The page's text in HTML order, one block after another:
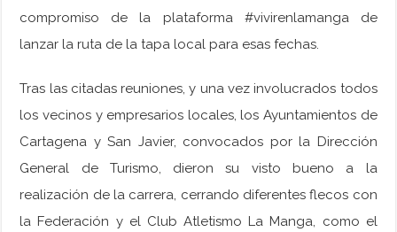
compromiso de la plataforma #vivirenlamanga de
lanzar la ruta de la tapa local para esas fechas.
Tras las citadas reuniones, y una vez involucrados todos
los vecinos y empresarios locales, los Ayuntamientos de
Cartagena y San Javier, convocados por la Dirección
General de Turismo, dieron su visto bueno a la
realización de la carrera, cerrando diferentes flecos con
la Federación y el Club Atletismo La Manga, como el